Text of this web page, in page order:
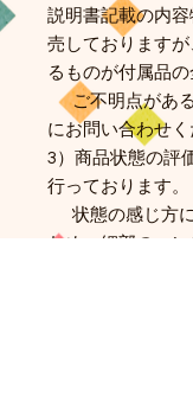
説明書記載の内
売しております
るものが付属品の
ご不明点があ
にお問い合わせく
3）商品状態の評
行っております。
状態の感じ方
ため、細部のコ